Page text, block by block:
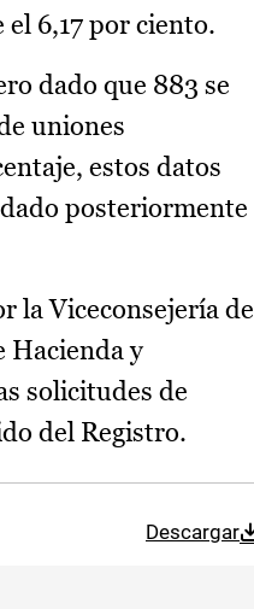
6,17 por ciento.
dado que 883 se
uniones
estos datos
posteriormente
la Viceconsejería de
Hacienda y
solicitudes de
del Registro.
Descargar